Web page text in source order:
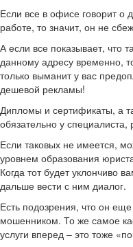
Если все в офисе говорит о
работе, то значит, он не
А если все показывает, что
данному адресу временно,
только выманит у вас
дешевой рекламы!
Дипломы и сертификаты, а
обязательно у
Если таковых не имеется,
уровнем образования
Когда тот будет уклончиво
дальше вести с ним диалог.
Есть подозрения, что он
мошенником. То же самое
услуги вперед – это тоже